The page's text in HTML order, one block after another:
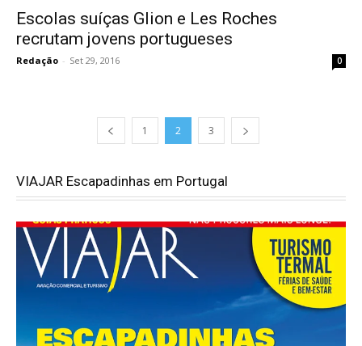
Escolas suíças Glion e Les Roches
recrutam jovens portugueses
Redação - Set 29, 2016 0
1 2 3
VIAJAR Escapadinhas em Portugal